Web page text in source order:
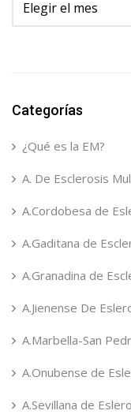
Categorías
¿Qué es la EM?
A. De Esclerosis
A.Cordobesa de
A.Gaditana de
A.Granadina de
A.Jienense De
A.Marbella-San
A.Onubense de
A.Sevillana de